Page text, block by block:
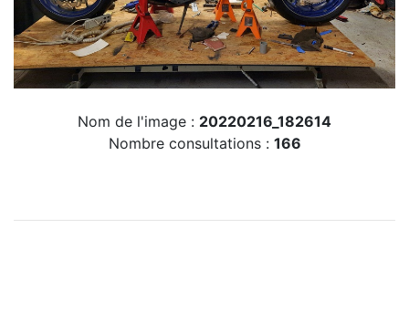
Nom de l'image : 20220216_182614
Nombre consultations : 166